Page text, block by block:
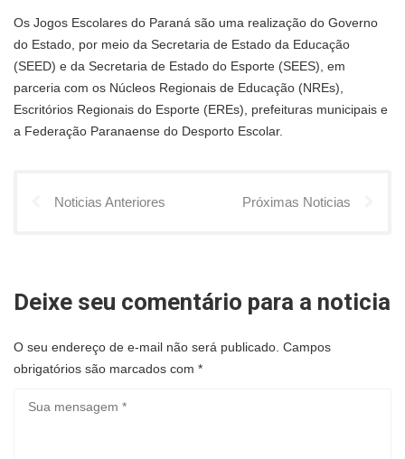
Os Jogos Escolares do Paraná são uma realização do Governo
do Estado, por meio da Secretaria de Estado da Educação
(SEED) e da Secretaria de Estado do Esporte (SEES), em
parceria com os Núcleos Regionais de Educação (NREs),
Escritórios Regionais do Esporte (EREs), prefeituras municipais e
a Federação Paranaense do Desporto Escolar.
Noticias Anteriores Próximas Noticias
Deixe seu comentário para a noticia
O seu endereço de e-mail não será publicado. Campos
obrigatórios são marcados com *